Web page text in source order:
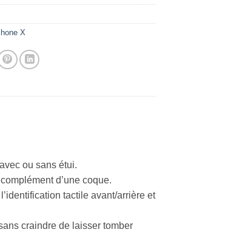
X
ou sans étui.
d’une coque.
tactile avant/arrière et
craindre de laisser tomber